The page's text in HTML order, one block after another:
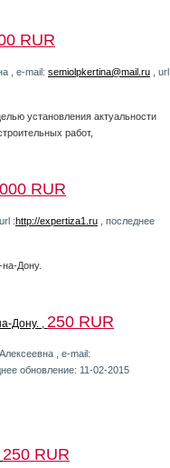
RUR
, e-mail: semiolpkertina@mail.ru , url
установления актуальности
работ,
RUR
:http://expertiza1.ru , последнее
Дону.
Дону. , 250 RUR
, e-mail:
обновление: 11-02-2015
250 RUR